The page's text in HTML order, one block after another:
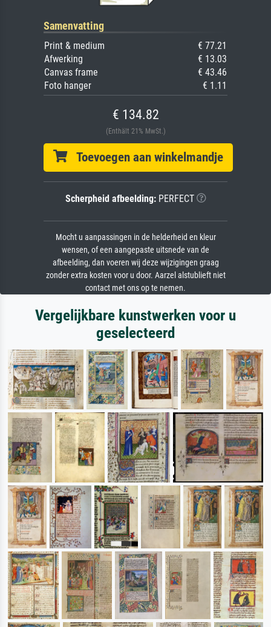
Samenvatting
Print & medium
€ 77.21
Afwerking
€ 13.03
Canvas frame
€ 43.46
Foto hanger
€ 1.11
€ 134.82
(Enthält 21% MwSt.)
Toevoegen aan winkelmandje
Scherpheid afbeelding:PERFECT
Mocht u aanpassingen in de helderheid en kleur
wensen, of een aangepaste uitsnede van de
afbeelding, dan voeren wij deze wijzigingen graag
zonder extra kosten voor u door. Aarzel alstublieft niet
contact met ons op te nemen.
Vergelijkbare kunstwerken voor u
geselecteerd